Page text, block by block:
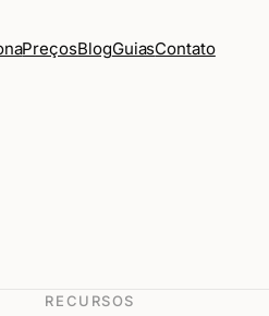
PreçosBlogGuiasContato
RECURSOS